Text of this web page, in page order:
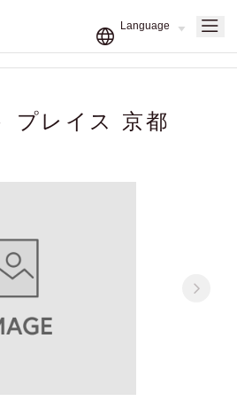
プレイス 京都